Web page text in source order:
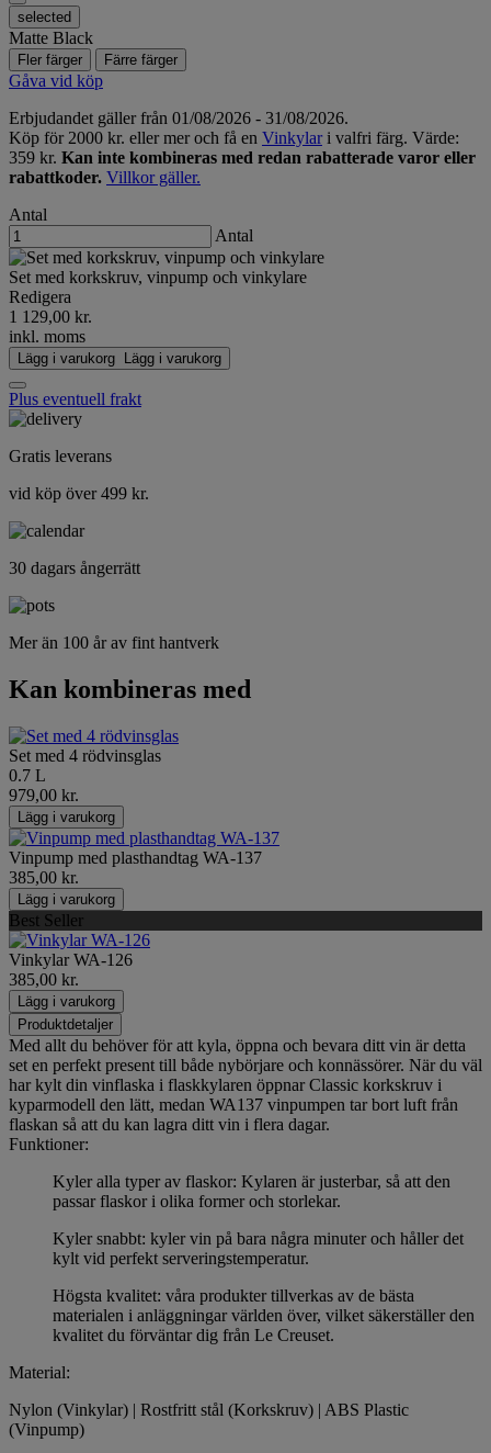
selected
Matte Black
Fler färger Färre färger
Gåva vid köp
Erbjudandet gäller från 01/08/2026 - 31/08/2026.
Köp för 2000 kr. eller mer och få en Vinkylari valfri färg. Värde:
359 kr. Kan inte kombineras med redan rabatterade varor eller
rabattkoder. Villkor gäller.
Antal
Antal
Set med korkskruv, vinpump och vinkylare
Redigera
1 129,00 kr.
inkl. moms
Lägg i varukorg Lägg i varukorg
Plus eventuell frakt
Gratis leverans
vid köp över 499 kr.
30 dagars ångerrätt
Mer än 100 år av fint hantverk
Kan kombineras med
Set med 4 rödvinsglas
0.7 L
979,00 kr.
Lägg i varukorg
Vinpump med plasthandtag WA-137
385,00 kr.
Lägg i varukorg
Best Seller
Vinkylar WA-126
385,00 kr.
Lägg i varukorg
Produktdetaljer
Med allt du behöver för att kyla, öppna och bevara ditt vin är detta
set en perfekt present till både nybörjare och konnässörer. När du väl
har kylt din vinflaska i flaskkylaren öppnar Classic korkskruv i
kyparmodell den lätt, medan WA137 vinpumpen tar bort luft från
flaskan så att du kan lagra ditt vin i flera dagar.
Funktioner:
Kyler alla typer av flaskor: Kylaren är justerbar, så att den
passar flaskor i olika former och storlekar.
Kyler snabbt: kyler vin på bara några minuter och håller det
kylt vid perfekt serveringstemperatur.
Högsta kvalitet: våra produkter tillverkas av de bästa
materialen i anläggningar världen över, vilket säkerställer den
kvalitet du förväntar dig från Le Creuset.
Material:
Nylon (Vinkylar) | Rostfritt stål (Korkskruv) | ABS Plastic
(Vinpump)